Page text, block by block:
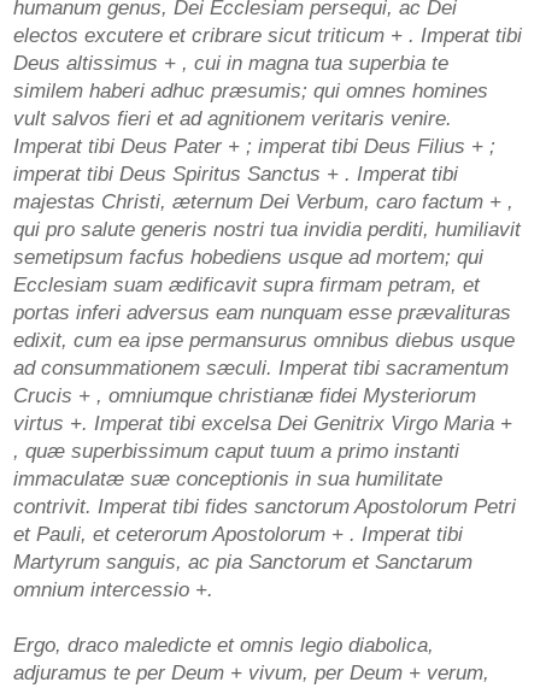
humanum genus, Dei Ecclesiam persequi, ac Dei
electos excutere et cribrare sicut triticum + . Imperat tibi
Deus altissimus + , cui in magna tua superbia te
similem haberi adhuc præsumis; qui omnes homines
vult salvos fieri et ad agnitionem veritaris venire.
Imperat tibi Deus Pater + ; imperat tibi Deus Filius + ;
imperat tibi Deus Spiritus Sanctus + . Imperat tibi
majestas Christi, æternum Dei Verbum, caro factum + ,
qui pro salute generis nostri tua invidia perditi, humiliavit
semetipsum facfus hobediens usque ad mortem; qui
Ecclesiam suam ædificavit supra firmam petram, et
portas inferi adversus eam nunquam esse prævalituras
edixit, cum ea ipse permansurus omnibus diebus usque
ad consummationem sæculi. Imperat tibi sacramentum
Crucis + , omniumque christianæ fidei Mysteriorum
virtus +. Imperat tibi excelsa Dei Genitrix Virgo Maria +
, quæ superbissimum caput tuum a primo instanti
immaculatæ suæ conceptionis in sua humilitate
contrivit. Imperat tibi fides sanctorum Apostolorum Petri
et Pauli, et ceterorum Apostolorum + . Imperat tibi
Martyrum sanguis, ac pia Sanctorum et Sanctarum
omnium intercessio +.
Ergo, draco maledicte et omnis legio diabolica,
adjuramus te per Deum + vivum, per Deum + verum,